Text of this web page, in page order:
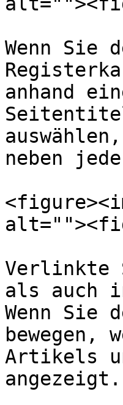
Wenn Sie
anhand
neben
Verlinkte
als auch
Wenn Sie
bewegen,
Artikels
angezeigt.